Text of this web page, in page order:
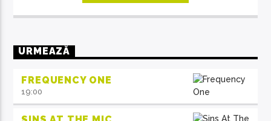
URMEAZĂ
FREQUENCY ONE
19:00